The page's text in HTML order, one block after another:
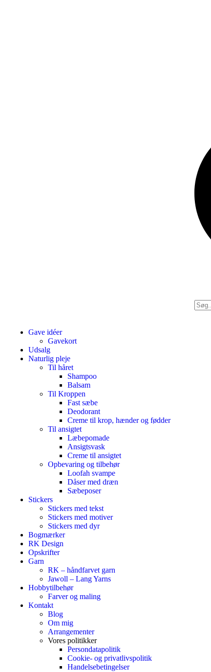
Gave idéer
Gavekort
Udsalg
Naturlig pleje
Til håret
Shampoo
Balsam
Til Kroppen
Fast sæbe
Deodorant
Creme til krop, hænder og fødder
Til ansigtet
Læbepomade
Ansigtsvask
Creme til ansigtet
Opbevaring og tilbehør
Loofah svampe
Dåser med dræn
Sæbeposer
Stickers
Stickers med tekst
Stickers med motiver
Stickers med dyr
Bogmærker
RK Design
Opskrifter
Garn
RK – håndfarvet garn
Jawoll – Lang Yarns
Hobbytilbehør
Farver og maling
Kontakt
Blog
Om mig
Arrangementer
Vores politikker
Persondatapolitik
Cookie- og privatlivspolitik
Handelsebetingelser